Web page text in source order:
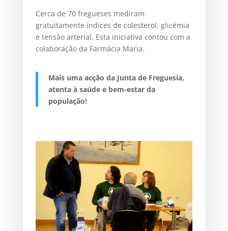
Cerca de 70 fregueses mediram
gratuitamente índices de colesterol, glicémia
e tensão arterial. Esta iniciativa contou com a
colaboração da Farmácia Maria.
Mais uma acção da Junta de Freguesia,
atenta à saúde e bem-estar da
população!